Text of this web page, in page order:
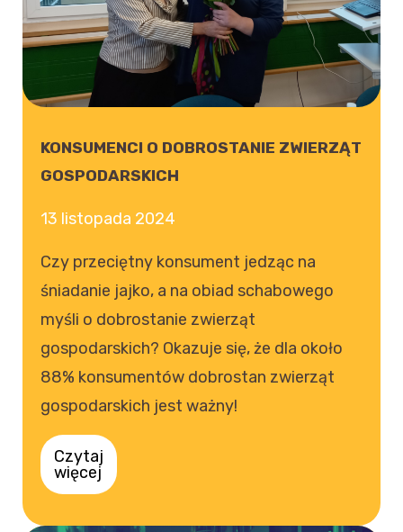
KONSUMENCI O DOBROSTANIE ZWIERZĄT
GOSPODARSKICH
13 listopada 2024
Czy przeciętny konsument jedząc na
śniadanie jajko, a na obiad schabowego
myśli o dobrostanie zwierząt
gospodarskich? Okazuje się, że dla około
88% konsumentów dobrostan zwierząt
gospodarskich jest ważny!
Czytaj
więcej